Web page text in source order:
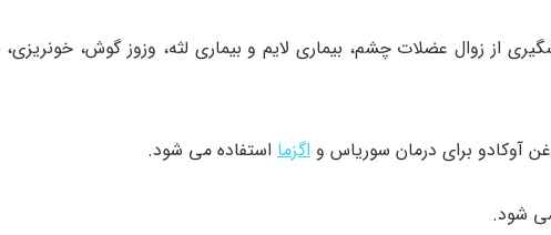
پیشگیری از زوال عضلات چشم، بیماری لایم و بیماری لثه، وزوز گوش،
اگزما استفاده می شود.
شود.